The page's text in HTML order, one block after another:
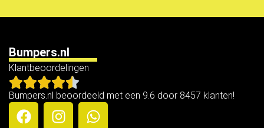
Bumpers.nl
Klantbeoordelingen
Bumpers.nl beoordeeld met een 9.6 door 8457 klanten!